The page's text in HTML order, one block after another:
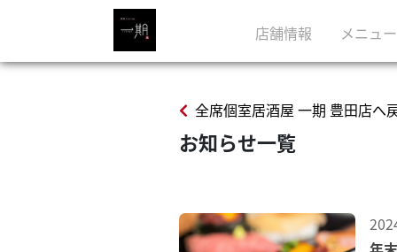
店舗情報 メニュー
全席個室居酒屋 一期 豊田店へ
お知らせ一覧